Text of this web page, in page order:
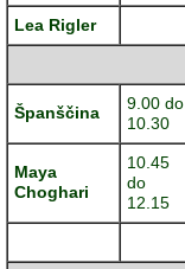
Lea Rigler
Španščina
9.00 do
10.30
Maya
Choghari
10.45
do
12.15